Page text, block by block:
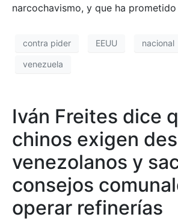
narcochavismo, y que ha
contra pider EEUU nacional
venezuela
Iván Freites dice
chinos exigen
venezolanos y
consejos
operar refinerías